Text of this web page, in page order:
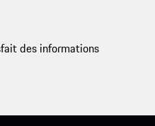
des informations